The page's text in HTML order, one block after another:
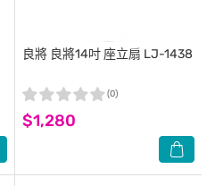
良將 良將14吋 座立扇 LJ-1438
$1,280
(0)